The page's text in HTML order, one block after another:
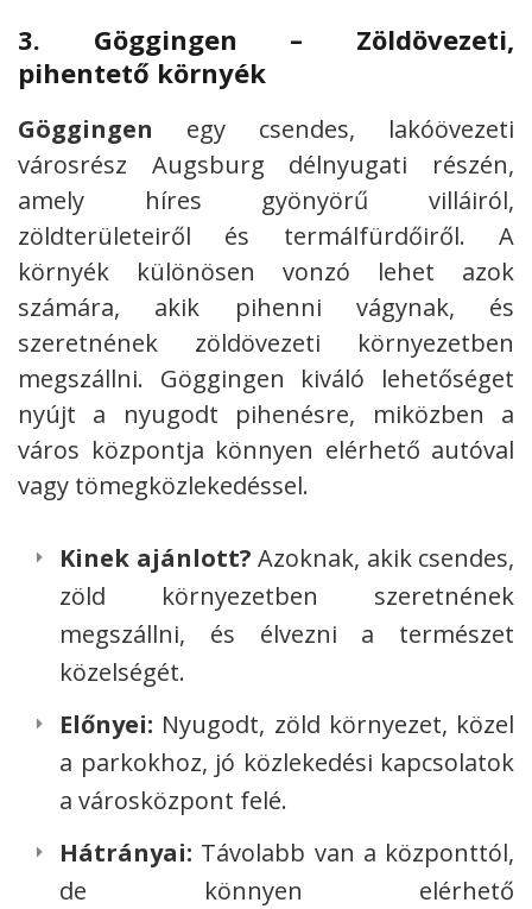
3. Göggingen – Zöldövezeti,
pihentető környék
Göggingen egy csendes, lakóövezeti
városrész Augsburg délnyugati részén,
amely híres gyönyörű villáiról,
zöldterületeiről és termálfürdőiről. A
környék különösen vonzó lehet azok
számára, akik pihenni vágynak, és
szeretnének zöldövezeti környezetben
megszállni. Göggingen kiváló lehetőséget
nyújt a nyugodt pihenésre, miközben a
város központja könnyen elérhető autóval
vagy tömegközlekedéssel.
Kinek ajánlott? Azoknak, akik csendes,
zöld környezetben szeretnének
megszállni, és élvezni a természet
közelségét.
Előnyei: Nyugodt, zöld környezet, közel
a parkokhoz, jó közlekedési kapcsolatok
a városközpont felé.
Hátrányai: Távolabb van a központtól,
de könnyen elérhető